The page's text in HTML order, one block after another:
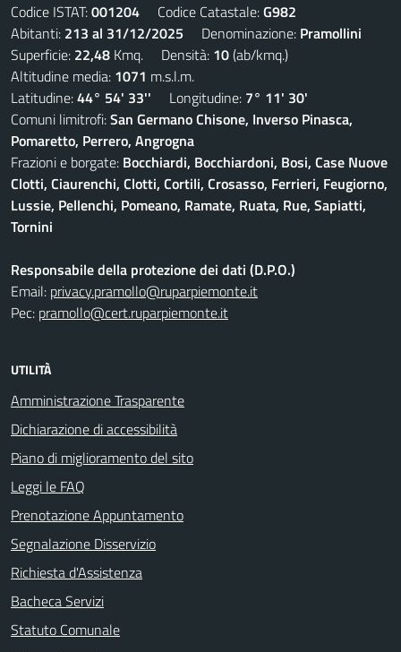
Codice ISTAT:001204 Codice Catastale:G982
Abitanti: 213 al 31/12/2025 Denominazione: Pramollini
Superficie: 22,48 Kmq. Densità: 10(ab/kmq.)
Altitudine media: 1071 m.s.l.m.
Latitudine:44° 54' 33'' Longitudine: 7° 11' 30'
Comuni limitrofi:San Germano Chisone, Inverso Pinasca,
Pomaretto, Perrero, Angrogna
Frazioni e borgate: Bocchiardi, Bocchiardoni, Bosi, Case Nuove
Clotti, Ciaurenchi, Clotti, Cortili, Crosasso, Ferrieri, Feugiorno,
Lussie, Pellenchi, Pomeano, Ramate, Ruata, Rue, Sapiatti,
Tornini
Responsabile della protezione dei dati (D.P.O.)
Email: privacy.pramollo@ruparpiemonte.it
Pec: pramollo@cert.ruparpiemonte.it
UTILITÀ
Amministrazione Trasparente
Dichiarazione di accessibilità
Piano di miglioramento del sito
Leggi le FAQ
Prenotazione Appuntamento
Segnalazione Disservizio
Richiesta d'Assistenza
Bacheca Servizi
Statuto Comunale